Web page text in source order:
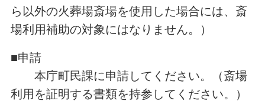
ら以外の火葬場斎場を使用した場合には、斎
場利用補助の対象にはなりません。）
■申請
本庁町民課に申請してください。（斎場
利用を証明する書類を持参してください。）